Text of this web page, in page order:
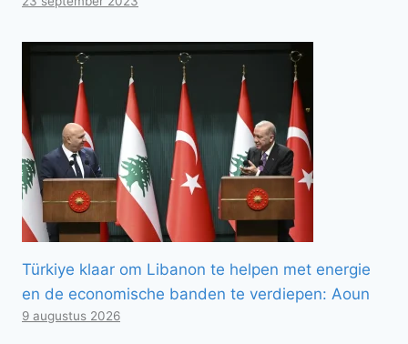
Türkiye klaar om Libanon te helpen met energie
en de economische banden te verdiepen: Aoun
9 augustus 2026